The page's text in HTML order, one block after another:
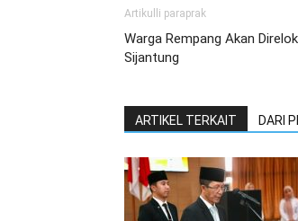
Artikulli paraprak
Warga Rempang Akan
Sijantung
ARTIKEL TERKAIT DARI